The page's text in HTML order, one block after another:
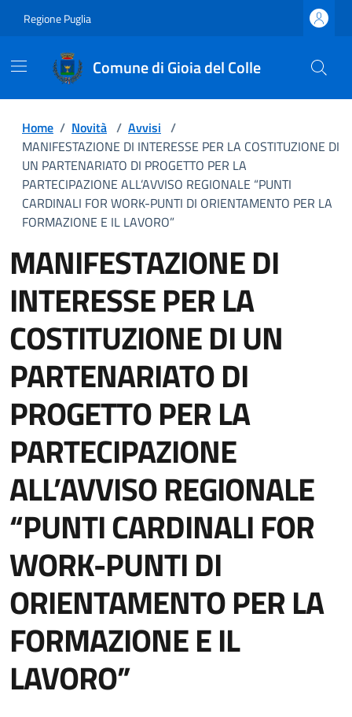
Regione Puglia
Comune di Gioia del Colle
Home / Novità / Avvisi /
MANIFESTAZIONE DI INTERESSE PER LA COSTITUZIONE DI
UN PARTENARIATO DI PROGETTO PER LA
PARTECIPAZIONE ALL’AVVISO REGIONALE “PUNTI
CARDINALI FOR WORK-PUNTI DI ORIENTAMENTO PER LA
FORMAZIONE E IL LAVORO”
MANIFESTAZIONE DI
INTERESSE PER LA
COSTITUZIONE DI UN
PARTENARIATO DI
PROGETTO PER LA
PARTECIPAZIONE
ALL’AVVISO REGIONALE
“PUNTI CARDINALI FOR
WORK-PUNTI DI
ORIENTAMENTO PER LA
FORMAZIONE E IL
LAVORO”